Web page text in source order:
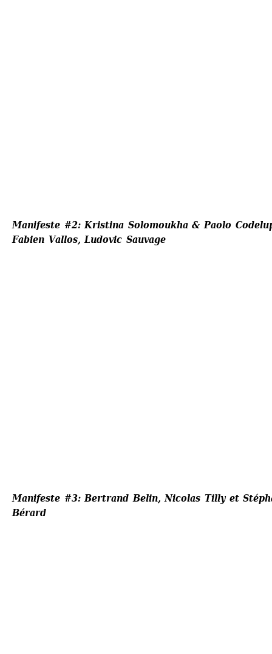
Manifeste #2: Kristina Solomoukha & Paolo
Fabien Vallos, Ludovic Sauvage
Manifeste #3: Bertrand Belin, Nicolas Tilly et
Bérard